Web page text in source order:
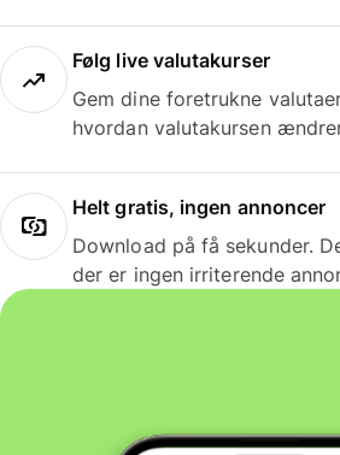
Følg live valutakurser
Gem dine foretrukne
hvordan valutakursen
Helt gratis, ingen annoncer
Download på få sekunder.
der er ingen irriterende